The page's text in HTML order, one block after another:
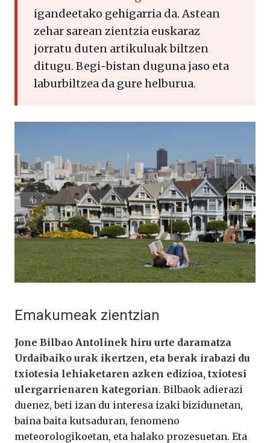
igandeetako gehigarria da. Astean
zehar sarean zientzia euskaraz
jorratu duten artikuluak biltzen
ditugu. Begi-bistan duguna jaso eta
laburbiltzea da gure helburua.
Emakumeak zientzian
Jone Bilbao Antolinek hiru urte daramatza
Urdaibaiko urak ikertzen, eta berak irabazi du
txiotesia lehiaketaren azken edizioa, txiotesi
ulergarrienaren kategorian. Bilbaok adierazi
duenez, beti izan du interesa izaki bizidunetan,
baina baita kutsaduran, fenomeno
meteorologikoetan, eta halako prozesuetan. Eta